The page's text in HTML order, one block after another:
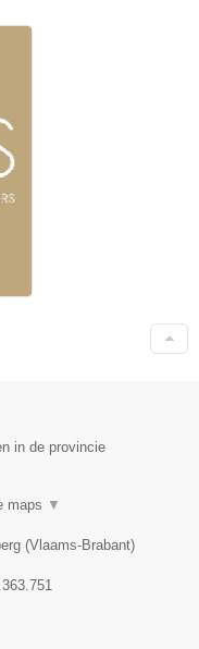
in de provincie
maps ▼
(Vlaams-Brabant)